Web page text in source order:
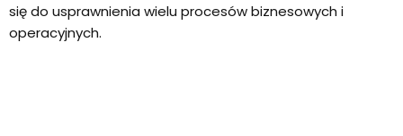
się do usprawnienia wielu procesów biznesowych i
operacyjnych.